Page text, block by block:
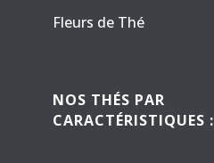
Fleurs de Thé
NOS THÉS PAR
CARACTÉRISTIQUES :